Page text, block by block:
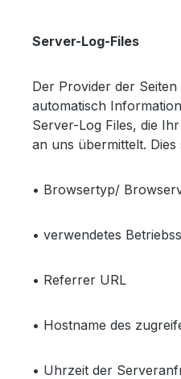
Server-Log-Files
Der Provider der
automatisch
Server-Log Files, die
an uns übermittelt. Dies
• Browsertyp/
• verwendetes
• Referrer URL
• Hostname des
• Uhrzeit der